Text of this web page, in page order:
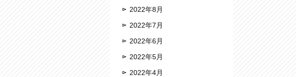
2022年8月
2022年7月
2022年6月
2022年5月
2022年4月